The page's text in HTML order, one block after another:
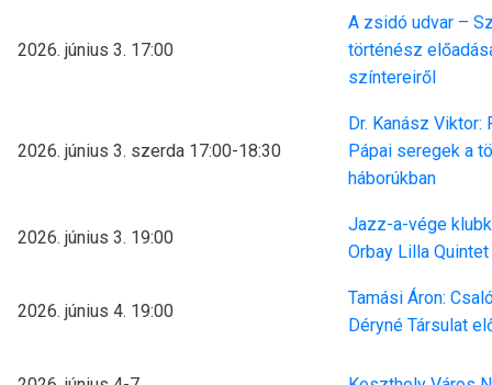
2026. június 3. 17:00
A zsidó udvar –
történész
színtereiről
2026. június 3. szerda 17:00-18:30
Dr. Kanász Viktor:
Pápai seregek a
háborúkban
2026. június 3. 19:00
Jazz-a-vége
Orbay Lilla Quintet
2026. június 4. 19:00
Tamási Áron:
Déryné Társulat